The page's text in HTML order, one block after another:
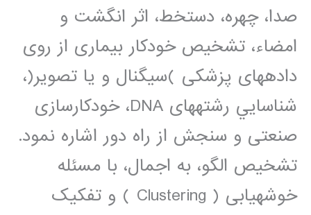
صدا، چهره، دستخط، اثر انگشت و
امضاء، تشخيص خودکار بيماری از روی
دادههای پزشکی )سيگنال و يا تصوير(،
شناسايي رشتههای DNA، خودکارسازی
صنعتی و سنجش از راه دور اشاره نمود.
تشخيص الگو، به اجمال، با مسئله
خوشهيابی ( Clustering ) و تفکيک